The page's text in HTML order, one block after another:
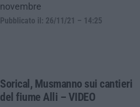
novembre
Pubblicato il: 26/11/21 – 14:25
Sorical, Musmanno sui cantieri
del fiume Alli – VIDEO